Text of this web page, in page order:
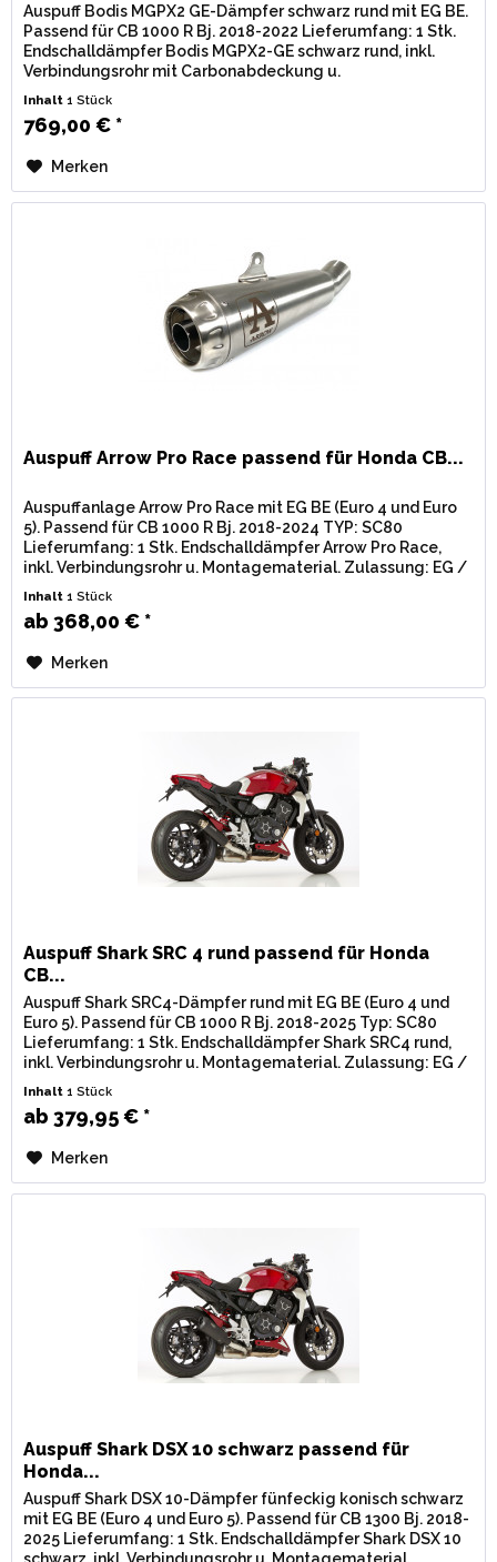
Auspuff Bodis MGPX2 GE-Dämpfer schwarz rund mit EG BE.
Passend für CB 1000 R Bj. 2018-2022 Lieferumfang: 1 Stk.
Endschalldämpfer Bodis MGPX2-GE schwarz rund, inkl.
Verbindungsrohr mit Carbonabdeckung u.
Inhalt1 Stück
769,00 € *
Merken
Auspuff Arrow Pro Race passend für Honda CB...
Auspuffanlage Arrow Pro Race mit EG BE (Euro 4 und Euro
5). Passend für CB 1000 R Bj. 2018-2024 TYP: SC80
Lieferumfang: 1 Stk. Endschalldämpfer Arrow Pro Race,
inkl. Verbindungsrohr u. Montagematerial. Zulassung: EG /
Inhalt1 Stück
ab 368,00 € *
Merken
Auspuff Shark SRC 4 rund passend für Honda
CB...
Auspuff Shark SRC4-Dämpfer rund mit EG BE (Euro 4 und
Euro 5). Passend für CB 1000 R Bj. 2018-2025 Typ: SC80
Lieferumfang: 1 Stk. Endschalldämpfer Shark SRC4 rund,
inkl. Verbindungsrohr u. Montagematerial. Zulassung: EG /
BE...
Inhalt1 Stück
ab 379,95 € *
Merken
Auspuff Shark DSX 10 schwarz passend für
Honda...
Auspuff Shark DSX 10-Dämpfer fünfeckig konisch schwarz
mit EG BE (Euro 4 und Euro 5). Passend für CB 1300 Bj. 2018-
2025 Lieferumfang: 1 Stk. Endschalldämpfer Shark DSX 10